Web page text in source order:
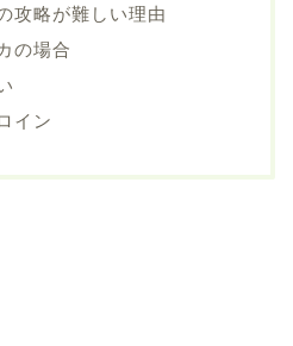
攻略が難しい理由
の場合
イン